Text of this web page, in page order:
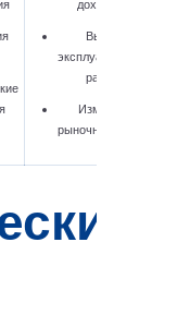
доходность
Высокие
эксплуатационные
расходы
Изменение
рыночных условий